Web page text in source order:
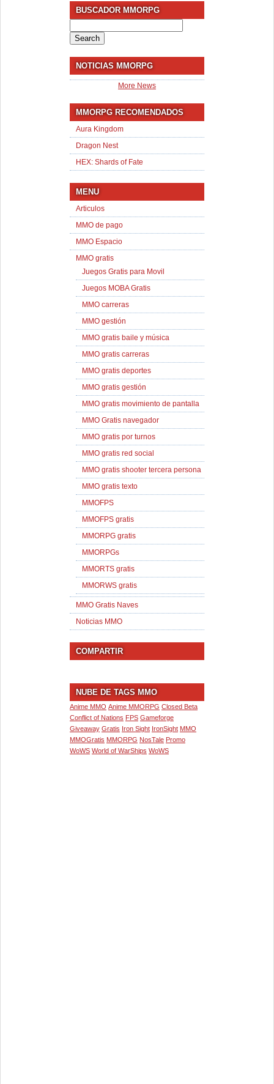
BUSCADOR MMORPG
for:
NOTICIAS MMORPG
More News
MMORPG RECOMENDADOS
Aura Kingdom
Dragon Nest
HEX: Shards of Fate
MENU
Articulos
MMO de pago
MMO Espacio
MMO gratis
Juegos Gratis para Movil
Juegos MOBA Gratis
MMO carreras
MMO gestión
MMO gratis baile y música
MMO gratis carreras
MMO gratis deportes
MMO gratis gestión
MMO gratis movimiento de pantalla
MMO Gratis navegador
MMO gratis por turnos
MMO gratis red social
MMO gratis shooter tercera persona
MMO gratis texto
MMOFPS
MMOFPS gratis
MMORPG gratis
MMORPGs
MMORTS gratis
MMORWS gratis
MMO Gratis Naves
Noticias MMO
COMPARTIR
NUBE DE TAGS MMO
Anime MMO Anime MMORPG Closed Beta
Conflict of Nations FPS Gameforge
Giveaway Gratis Iron Sight IronSight MMO
MMOGratis MMORPG NosTale Promo
WoWS World of WarShips WoWS